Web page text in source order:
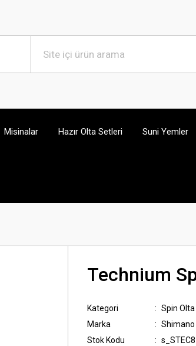
Misinalar Hazır Olta Setleri Suni Yemler
Technium
Kategori
Spin Olta
Marka
Shimano
Stok Kodu